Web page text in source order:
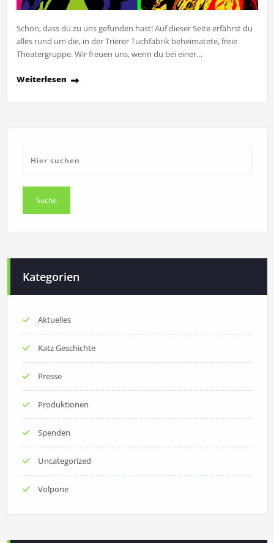
Schön, dass du zu uns gefunden hast! Auf dieser Seite erfährst du
alles rund um die, in der Trierer Tuchfabrik beheimatete, freie
Theatergruppe. Wir freuen uns, wenn du bei einer…
Weiterlesen
Kategorien
Aktuelles
Katz Geschichte
Presse
Produktionen
Spenden
Uncategorized
Volpone